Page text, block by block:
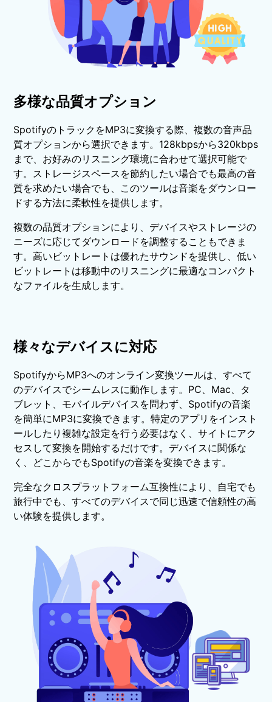
多様な品質オプション
SpotifyのトラックをMP3に変換する際、複数の音声品
質オプションから選択できます。128kbpsから320kbps
まで、お好みのリスニング環境に合わせて選択可能で
す。ストレージスペースを節約したい場合でも最高の音
質を求めたい場合でも、このツールは音楽をダウンロー
ドする方法に柔軟性を提供します。
複数の品質オプションにより、デバイスやストレージの
ニーズに応じてダウンロードを調整することもできま
す。高いビットレートは優れたサウンドを提供し、低い
ビットレートは移動中のリスニングに最適なコンパクト
なファイルを生成します。
様々なデバイスに対応
SpotifyからMP3へのオンライン変換ツールは、すべて
のデバイスでシームレスに動作します。PC、Mac、タ
ブレット、モバイルデバイスを問わず、Spotifyの音楽
を簡単にMP3に変換できます。特定のアプリをインスト
ールしたり複雑な設定を行う必要はなく、サイトにアク
セスして変換を開始するだけです。デバイスに関係な
く、どこからでもSpotifyの音楽を変換できます。
完全なクロスプラットフォーム互換性により、自宅でも
旅行中でも、すべてのデバイスで同じ迅速で信頼性の高
い体験を提供します。